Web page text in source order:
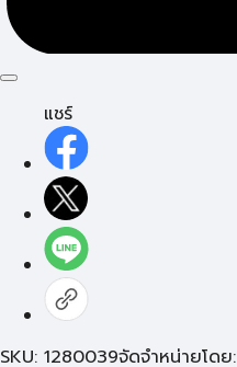
แชร์
SKU: 1280039จัดจำหน่ายโดย: